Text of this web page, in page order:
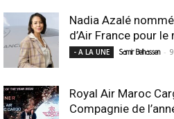
Nadia Azalé
d’Air France pour
- A LA UNE Samir Belhassen -
Royal Air Maroc
Compagnie de